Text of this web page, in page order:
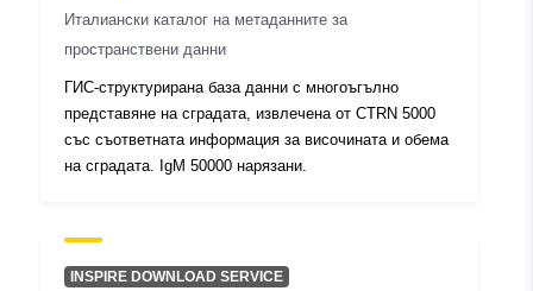
Италиански каталог на метаданните за
пространствени данни
ГИС-структурирана база данни с многоъгълно
представяне на сградата, извлечена от CTRN 5000
със съответната информация за височината и обема
на сградата. IgM 50000 нарязани.
INSPIRE DOWNLOAD SERVICE